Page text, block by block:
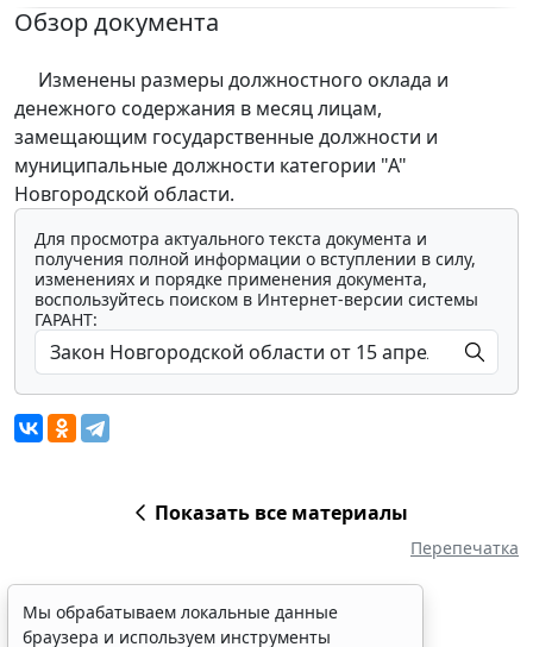
Обзор документа
Изменены размеры должностного оклада и
денежного содержания в месяц лицам,
замещающим государственные должности и
муниципальные должности категории "А"
Новгородской области.
Для просмотра актуального текста документа и
получения полной информации о вступлении в силу,
изменениях и порядке применения документа,
воспользуйтесь поиском в Интернет-версии системы
ГАРАНТ:
Показать все материалы
Перепечатка
Мы обрабатываем локальные данные
браузера и используем инструменты